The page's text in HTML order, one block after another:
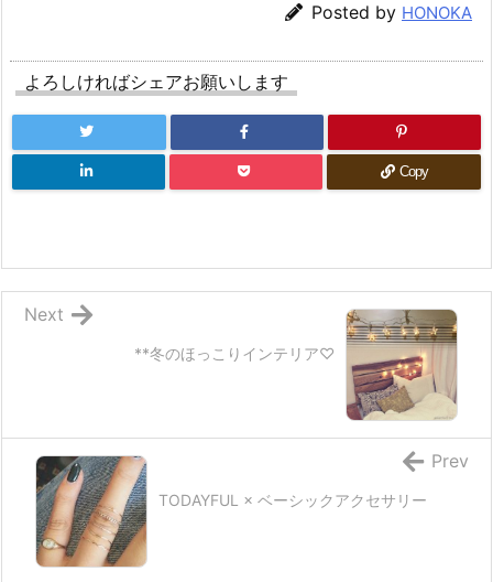
Posted by HONOKA
よろしければシェアお願いします
Copy
**冬のほっこりインテリア♡
Next
TODAYFUL × ベーシックアクセサリー
Prev